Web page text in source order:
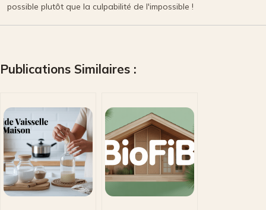
possible plutôt que la culpabilité de l'impossible !
Publications Similaires :